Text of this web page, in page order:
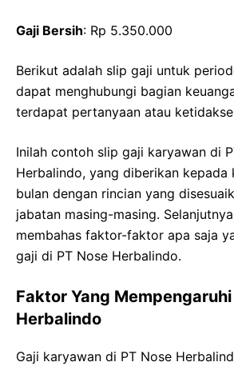
Gaji Bersih: Rp 5.350.000
Berikut adalah slip gaji untuk
dapat menghubungi bagian
terdapat pertanyaan atau
Inilah contoh slip gaji karyawan di
Herbalindo, yang diberikan kepada
bulan dengan rincian yang
jabatan masing-masing.
membahas faktor-faktor apa saja
gaji di PT Nose Herbalindo.
Faktor Yang Mempengaruhi
Herbalindo
Gaji karyawan di PT Nose